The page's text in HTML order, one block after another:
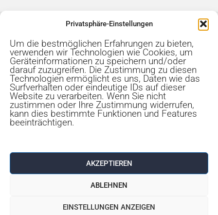
Privatsphäre-Einstellungen
Um die bestmöglichen Erfahrungen zu bieten,
verwenden wir Technologien wie Cookies, um
Geräteinformationen zu speichern und/oder
darauf zuzugreifen. Die Zustimmung zu diesen
Technologien ermöglicht es uns, Daten wie das
Surfverhalten oder eindeutige IDs auf dieser
Website zu verarbeiten. Wenn Sie nicht
zustimmen oder Ihre Zustimmung widerrufen,
kann dies bestimmte Funktionen und Features
beeinträchtigen.
AKZEPTIEREN
ABLEHNEN
EINSTELLUNGEN ANZEIGEN
Kundenbewertungen für
Steuerfrei-in-8-Wochen
4.9 / 5
SEHR GUT
100% Empfehlungsrate